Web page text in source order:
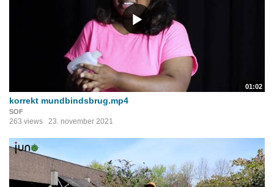
01:02
korrekt mundbindsbrug.mp4
SOF
263 views 23. november 2021